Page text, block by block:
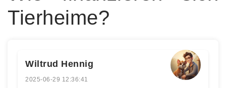
Tierheime?
Wiltrud Hennig
2025-06-29 12:36:41